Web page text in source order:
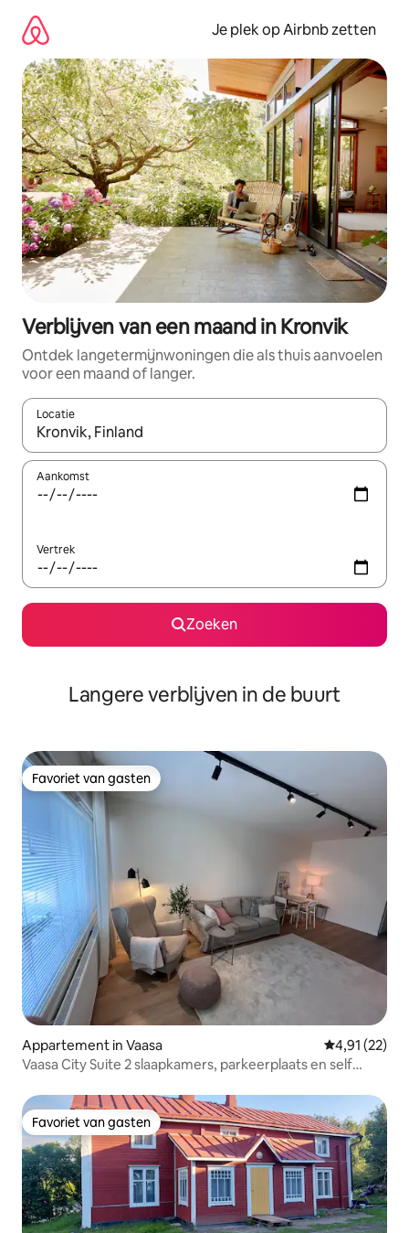
direct
naar
inhoud
Je plek op Airbnb zetten
Verblijven van een maand in Kronvik
Ontdek langetermijnwoningen die als thuis aanvoelen
voor een maand of langer.
Locatie
Wanneer er resultaten beschikbaar zijn, maak je een keuze
Aankomst
Vertrek
Zoeken
Langere verblijven in de buurt
Favoriet van gasten
Favoriet van gasten
Appartement in Vaasa Gemiddelde
4,91 (22)
Vaasa City Suite 2 slaapkamers, parkeerplaats en self
Favoriet van gasten
Favoriet van gasten